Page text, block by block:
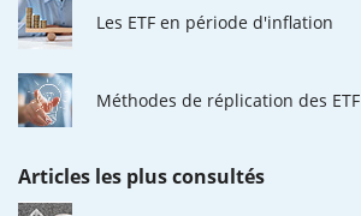
Les ETF en période d'inflation
Méthodes de réplication des ETF
Articles les plus consultés